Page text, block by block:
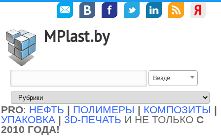
MPlast.by
Везде
PRO: НЕФТЬ | ПОЛИМЕРЫ | КОМПОЗИТЫ |
УПАКОВКА | 3D-ПЕЧАТЬ И НЕ ТОЛЬКО С
2010 ГОДА!